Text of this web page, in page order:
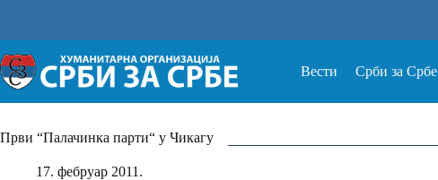
Вести Срби за Србе
Први “Палачинка парти“ у Чикагу
17. фебруар 2011.